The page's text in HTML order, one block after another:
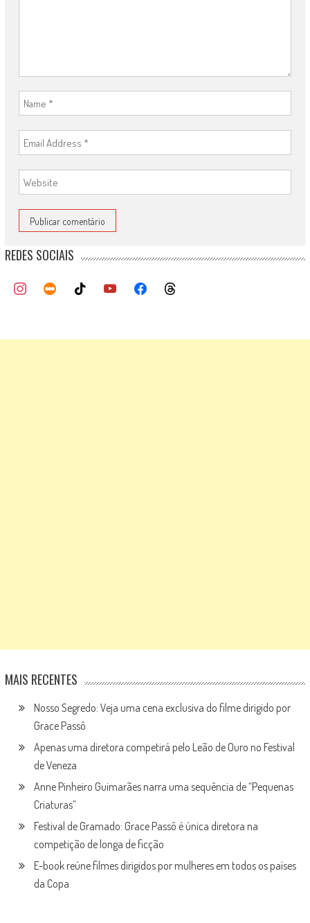
REDES SOCIAIS
MAIS RECENTES
Nosso Segredo: Veja uma cena exclusiva do filme dirigido por
Grace Passô
Apenas uma diretora competirá pelo Leão de Ouro no Festival
de Veneza
Anne Pinheiro Guimarães narra uma sequência de “Pequenas
Criaturas”
Festival de Gramado: Grace Passô é única diretora na
competição de longa de ficção
E-book reúne filmes dirigidos por mulheres em todos os países
da Copa